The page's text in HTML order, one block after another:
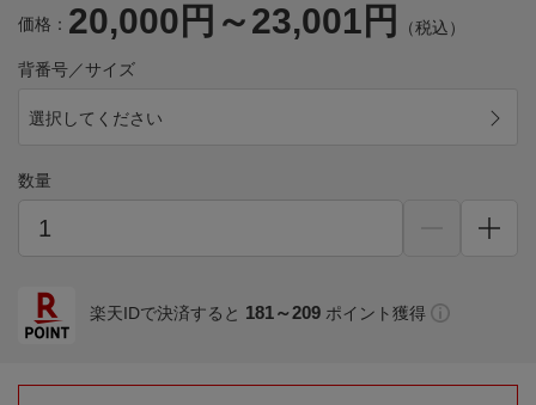
価格： 20,000円～23,001円 （税込）
背番号／サイズ
選択してください
数量
楽天IDで決済すると 181～209 ポイント獲得